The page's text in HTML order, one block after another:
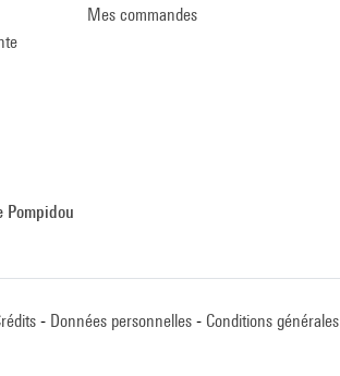
Mes commandes
Pompidou
Données personnelles Conditions